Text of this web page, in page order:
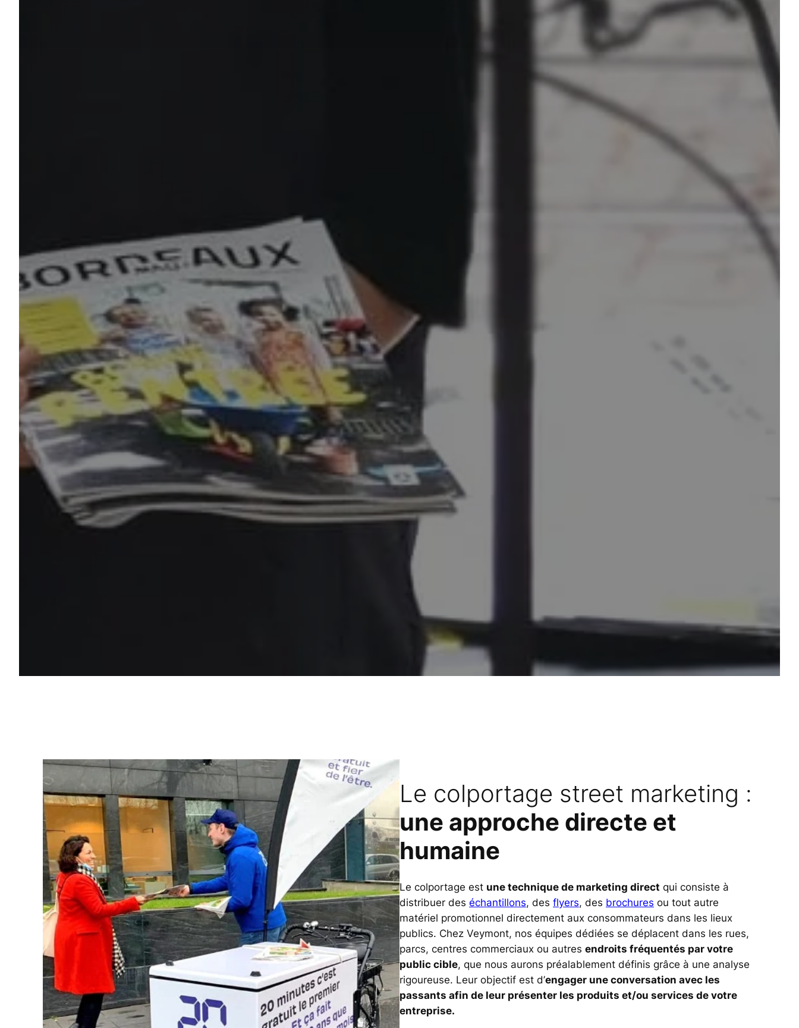
Le colportage street marketing :
une approche directe et
humaine
Le colportage est une technique de marketing direct qui consiste à
distribuer des échantillons, des flyers, des brochures ou tout autre
matériel promotionnel directement aux consommateurs dans les lieux
publics. Chez Veymont, nos équipes dédiées se déplacent dans les rues,
parcs, centres commerciaux ou autres endroits fréquentés par votre
public cible, que nous aurons préalablement définis grâce à une analyse
rigoureuse. Leur objectif est d’engager une conversation avec les
passants afin de leur présenter les produits et/ou services de votre
entreprise.